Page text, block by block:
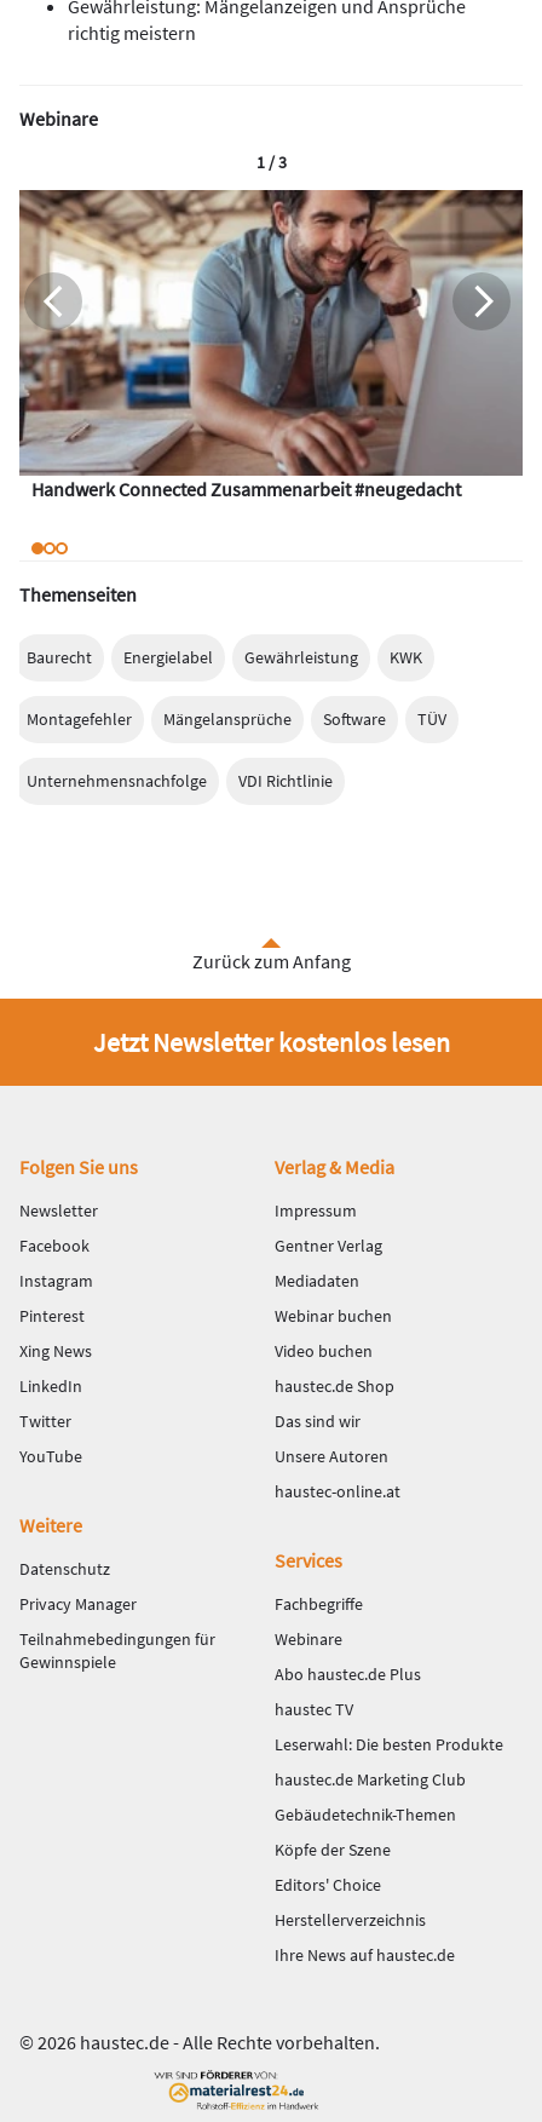
Gewährleistung: Mängelanzeigen und Ansprüche
richtig meistern
Webinare
Handwerk Connected Zusammenarbeit #neugedacht
1 / 3
Themenseiten
Baurecht Energielabel Gewährleistung KWK
Montagefehler Mängelansprüche Software TÜV
Unternehmensnachfolge VDI Richtlinie
Zurück zum Anfang
Jetzt Newsletter kostenlos lesen
Fußbereich
Folgen Sie uns
Newsletter
Facebook
Instagram
Pinterest
Xing News
LinkedIn
Twitter
YouTube
Verlag & Media
Impressum
Gentner Verlag
Mediadaten
Webinar buchen
Video buchen
haustec.de Shop
Das sind wir
Unsere Autoren
haustec-online.at
Weitere
Datenschutz
Privacy Manager
Teilnahmebedingungen für
Gewinnspiele
Services
Fachbegriffe
Webinare
Abo haustec.de Plus
haustec TV
Leserwahl: Die besten Produkte
haustec.de Marketing Club
Gebäudetechnik-Themen
Köpfe der Szene
Editors' Choice
Herstellerverzeichnis
Ihre News auf haustec.de
© 2026 haustec.de - Alle Rechte vorbehalten.